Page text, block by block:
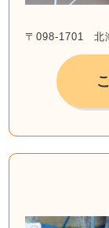
〒098-1701 北